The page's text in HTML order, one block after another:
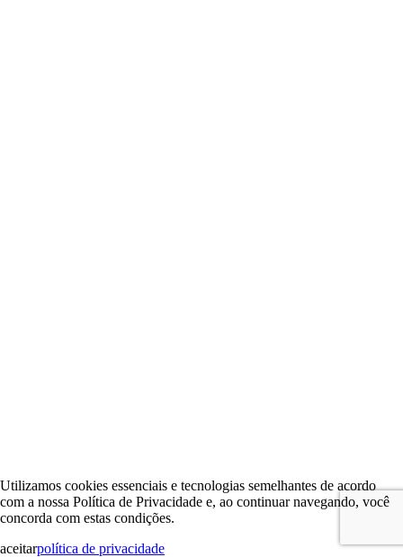
Utilizamos cookies essenciais e tecnologias semelhantes de acordo
com a nossa Política de Privacidade e, ao continuar navegando, você
concorda com estas condições.
aceitarpolítica de privacidade